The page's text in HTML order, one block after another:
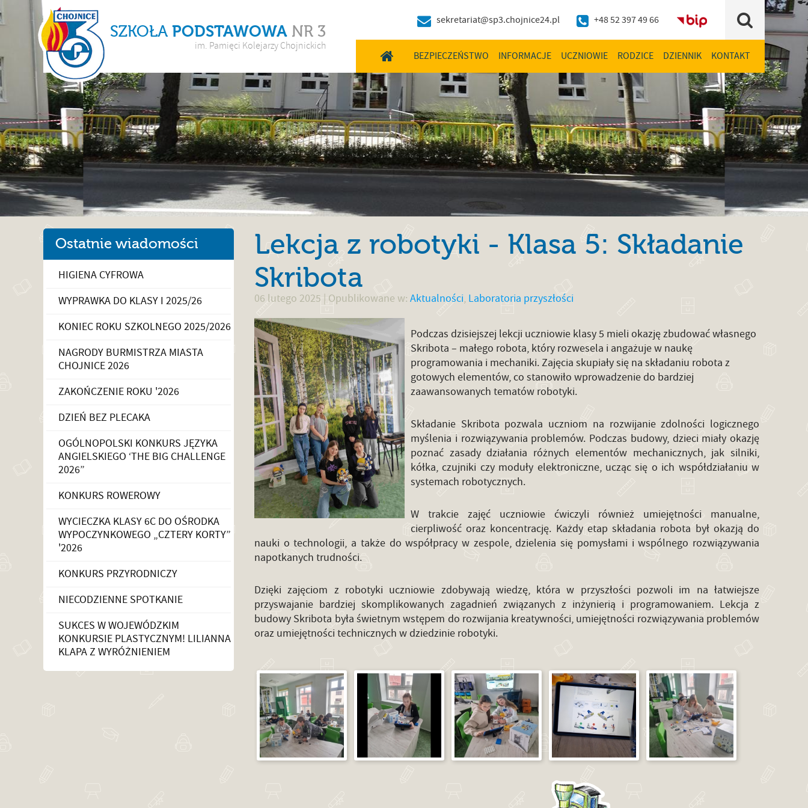
SZKOŁA PODSTAWOWA NR 3
im. Pamięci Kolejarzy Chojnickich
HOME
BEZPIECZEŃSTWO INFORMACJE UCZNIOWIE RODZICE DZIENNIK KONTAKT
sekretariat@sp3.chojnice24.pl +48 52 397 49 66 BIP Szukaj
Ostatnie wiadomości
HIGIENA CYFROWA
WYPRAWKA DO KLASY I 2025/26
KONIEC ROKU SZKOLNEGO 2025/2026
NAGRODY BURMISTRZA MIASTA
CHOJNICE 2026
ZAKOŃCZENIE ROKU '2026
DZIEŃ BEZ PLECAKA
OGÓLNOPOLSKI KONKURS JĘZYKA
ANGIELSKIEGO ‘THE BIG CHALLENGE
2026”
KONKURS ROWEROWY
WYCIECZKA KLASY 6C DO OŚRODKA
WYPOCZYNKOWEGO „CZTERY KORTY”
'2026
KONKURS PRZYRODNICZY
NIECODZIENNE SPOTKANIE
SUKCES W WOJEWÓDZKIM
KONKURSIE PLASTYCZNYM! LILIANNA
KLAPA Z WYRÓŻNIENIEM
Lekcja z robotyki - Klasa 5: Składanie
Skribota
06 lutego 2025 | Opublikowane w: Aktualności, Laboratoria przyszłości
Podczas dzisiejszej lekcji uczniowie klasy 5 mieli okazję zbudować własnego
Skribota – małego robota, który rozwesela i angażuje w naukę
programowania i mechaniki. Zajęcia skupiały się na składaniu robota z
gotowych elementów, co stanowiło wprowadzenie do bardziej
zaawansowanych tematów robotyki.
Składanie Skribota pozwala uczniom na rozwijanie zdolności logicznego
myślenia i rozwiązywania problemów. Podczas budowy, dzieci miały okazję
poznać zasady działania różnych elementów mechanicznych, jak silniki,
kółka, czujniki czy moduły elektroniczne, ucząc się o ich współdziałaniu w
systemach robotycznych.
W trakcie zajęć uczniowie ćwiczyli również umiejętności manualne,
cierpliwość oraz koncentrację. Każdy etap składania robota był okazją do
nauki o technologii, a także do współpracy w zespole, dzielenia się pomysłami i wspólnego rozwiązywania
napotkanych trudności.
Dzięki zajęciom z robotyki uczniowie zdobywają wiedzę, która w przyszłości pozwoli im na łatwiejsze
przyswajanie bardziej skomplikowanych zagadnień związanych z inżynierią i programowaniem. Lekcja z
budowy Skribota była świetnym wstępem do rozwijania kreatywności, umiejętności rozwiązywania problemów
oraz umiejętności technicznych w dziedzinie robotyki.